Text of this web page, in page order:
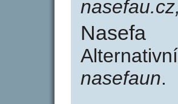
Nasefa
nasefaun.